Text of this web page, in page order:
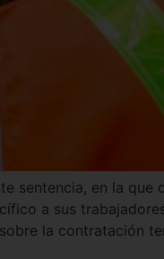
sentencia, en la que
a sus
la contratación